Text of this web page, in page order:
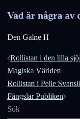
Vad är några av
Den Galne H
Rollistan i den lilla
Magiska Världen
Rollistan i Pelle
Fängslar Publiken
Sök